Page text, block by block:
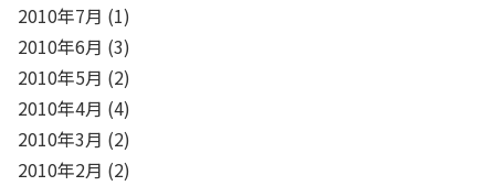
2010年7月 (1)
2010年6月 (3)
2010年5月 (2)
2010年4月 (4)
2010年3月 (2)
2010年2月 (2)